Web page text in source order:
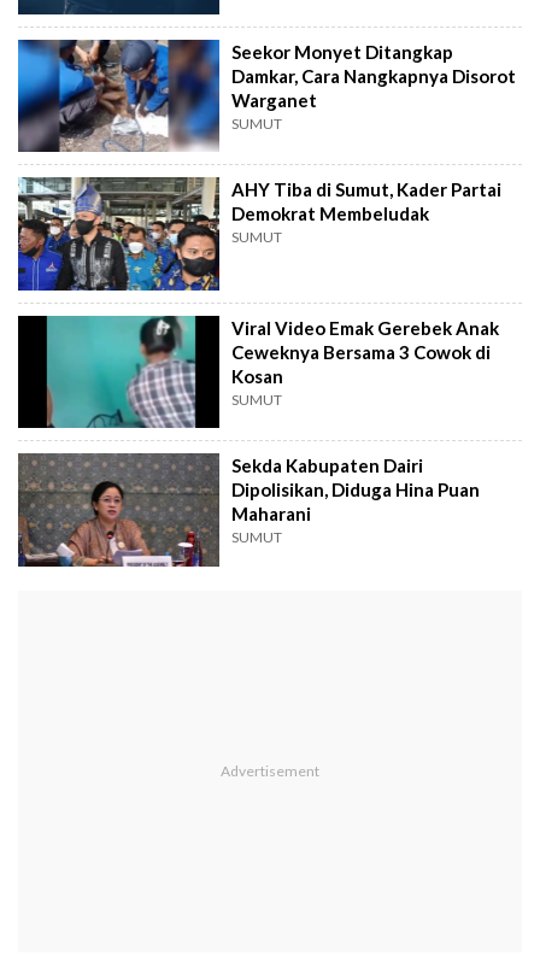
Seekor Monyet Ditangkap
Damkar, Cara Nangkapnya Disorot
Warganet
SUMUT
AHY Tiba di Sumut, Kader Partai
Demokrat Membeludak
SUMUT
Viral Video Emak Gerebek Anak
Ceweknya Bersama 3 Cowok di
Kosan
SUMUT
Sekda Kabupaten Dairi
Dipolisikan, Diduga Hina Puan
Maharani
SUMUT